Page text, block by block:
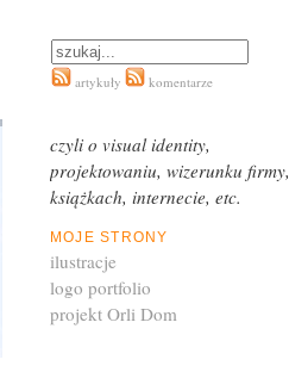
artykuły komentarze
czyli o visual identity,
projektowaniu, wizerunku firmy,
książkach, internecie, etc.
MOJE STRONY
ilustracje
logo portfolio
projekt Orli Dom